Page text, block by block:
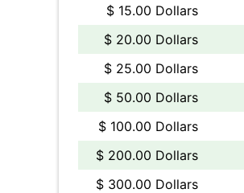
$ 15.00 Dollars
$ 20.00 Dollars
$ 25.00 Dollars
$ 50.00 Dollars
$ 100.00 Dollars
$ 200.00 Dollars
$ 300.00 Dollars